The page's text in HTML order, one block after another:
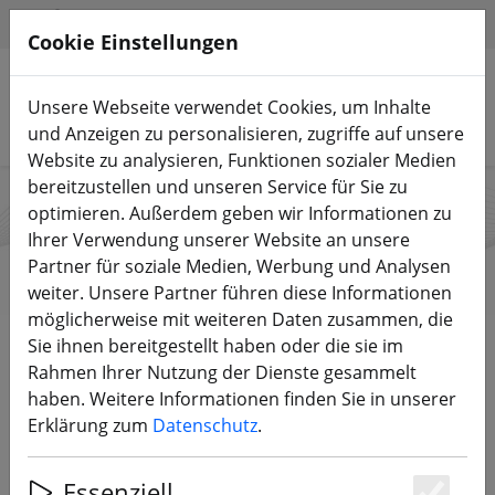
Produkte suchen
Noblish
Start Marken Noblish
Alle Produkte von Noblish
Cookie Einstellungen
Unsere Webseite verwendet Cookies, um Inhalte
und Anzeigen zu personalisieren, zugriffe auf unsere
Website zu analysieren, Funktionen sozialer Medien
bereitzustellen und unseren Service für Sie zu
optimieren. Außerdem geben wir Informationen zu
Ihrer Verwendung unserer Website an unsere
Partner für soziale Medien, Werbung und Analysen
weiter. Unsere Partner führen diese Informationen
möglicherweise mit weiteren Daten zusammen, die
Sie ihnen bereitgestellt haben oder die sie im
Rahmen Ihrer Nutzung der Dienste gesammelt
haben. Weitere Informationen finden Sie in unserer
Erklärung zum Datenschutz.